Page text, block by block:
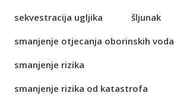
sekvestracija ugljika
šljunak
smanjenje otjecanja oborinskih voda
smanjenje rizika
smanjenje rizika od katastrofa